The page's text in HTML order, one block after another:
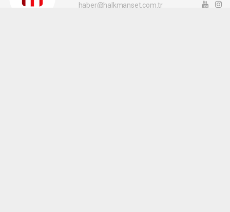
haber@halkmanset.com.tr